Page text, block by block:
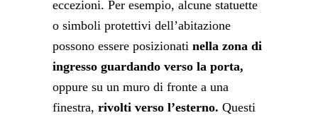
eccezioni. Per esempio, alcune statuette
o simboli protettivi dell’abitazione
possono essere posizionati nella zona di
ingresso guardando verso la porta,
oppure su un muro di fronte a una
finestra, rivolti verso l’esterno. Questi